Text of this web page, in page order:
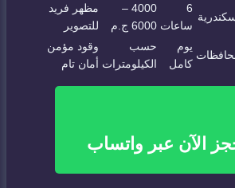
6
ساعات
4000 –
6000 ج.م
مظهر فريد
للتصوير
يوم
كامل
حسب
الكيلومترات
وقود مؤمن
أمان تام
الآن عبر واتساب